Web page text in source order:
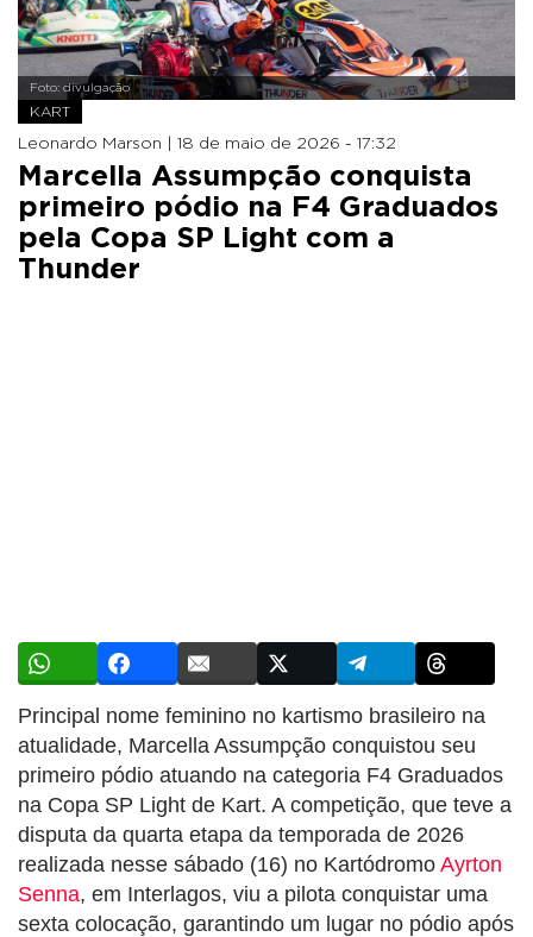
Foto: divulgação
KART
Leonardo Marson | 18 de maio de 2026 - 17:32
Marcella Assumpção conquista
primeiro pódio na F4 Graduados
pela Copa SP Light com a
Thunder
Principal nome feminino no kartismo brasileiro na
atualidade, Marcella Assumpção conquistou seu
primeiro pódio atuando na categoria F4 Graduados
na Copa SP Light de Kart. A competição, que teve a
disputa da quarta etapa da temporada de 2026
realizada nesse sábado (16) no Kartódromo Ayrton
Senna, em Interlagos, viu a pilota conquistar uma
sexta colocação, garantindo um lugar no pódio após